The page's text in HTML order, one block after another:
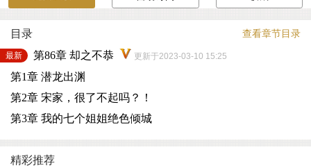
目录 查看章节目录
最新 第86章 却之不恭 更新于2023-03-10 15:25
第1章 潜龙出渊
第2章 宋家，很了不起吗？！
第3章 我的七个姐姐绝色倾城
精彩推荐